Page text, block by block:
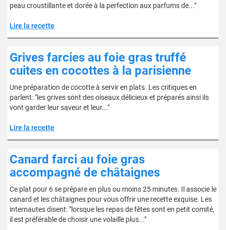
peau croustillante et dorée à la perfection aux parfums de..."
Lire la recette
Grives farcies au foie gras truffé
cuites en cocottes à la parisienne
Une préparation de cocotte à servir en plats. Les critiques en
parlent: "les grives sont des oiseaux délicieux et préparés ainsi ils
vont garder leur saveur et leur..."
Lire la recette
Canard farci au foie gras
accompagné de châtaignes
Ce plat pour 6 se prépare en plus ou moins 25 minutes. Il associe le
canard et les châtaignes pour vous offrir une recette exquise. Les
internautes disent: "lorsque les repas de fêtes sont en petit comité,
il est préférable de choisir une volaille plus..."